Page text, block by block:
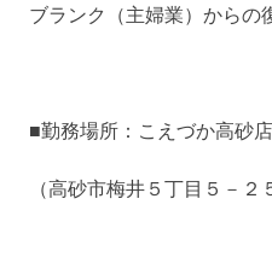
ブランク（主婦業）からの
■勤務場所：こえづか高砂店
（高砂市梅井５丁目５－２